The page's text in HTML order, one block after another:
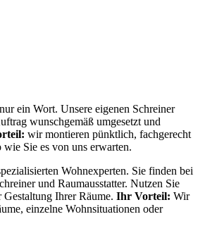
ein Wort. Unsere eigenen Schreiner
wunschgemäß umgesetzt und
wir montieren pünktlich, fachgerecht
Sie es von uns erwarten.
Wohnexperten. Sie finden bei
und Raumausstatter. Nutzen Sie
Gestaltung Ihrer Räume. Ihr Vorteil: Wir
einzelne Wohnsituationen oder